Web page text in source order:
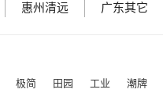
惠州清远 广东其它
极简 田园 工业 潮牌